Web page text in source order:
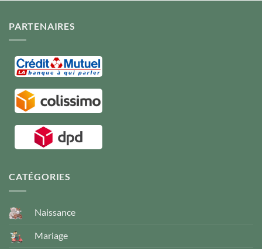
PARTENAIRES
CATÉGORIES
Naissance
Mariage